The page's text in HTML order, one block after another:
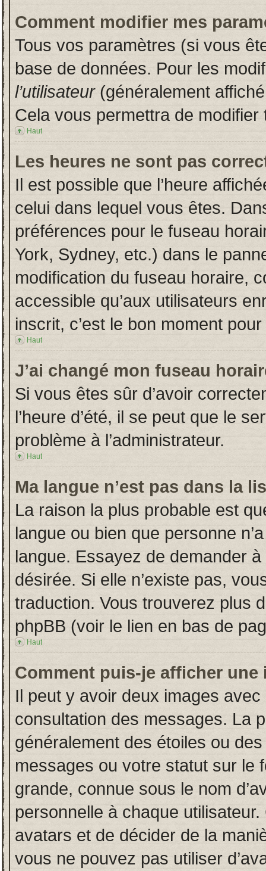
Comment modifier mes
Tous vos paramètres (si vous
base de données. Pour les
l’utilisateur(généralement
Cela vous permettra de
Haut
Les heures ne sont pas
Il est possible que l’heure
celui dans lequel vous êtes.
préférences pour le fuseau
York, Sydney, etc.) dans le
modification du fuseau horaire,
accessible qu’aux utilisateurs
inscrit, c’est le bon moment
Haut
J’ai changé mon fuseau
Si vous êtes sûr d’avoir
l’heure d’été, il se peut que le
problème à l’administrateur.
Haut
Ma langue n’est pas dans la
La raison la plus probable est
langue ou bien que personne
langue. Essayez de demander à
désirée. Si elle n’existe pas,
traduction. Vous trouverez plus
phpBB (voir le lien en bas de
Haut
Comment puis-je afficher une
Il peut y avoir deux images
consultation des messages. La
généralement des étoiles ou
messages ou votre statut sur le
grande, connue sous le nom
personnelle à chaque utilisateur.
avatars et de décider de la
vous ne pouvez pas utiliser